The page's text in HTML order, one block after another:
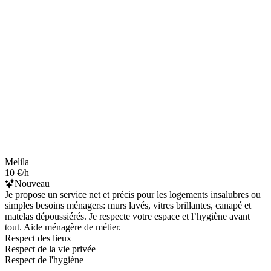
Melila
10 €/h
Nouveau
Je propose un service net et précis pour les logements insalubres ou
simples besoins ménagers: murs lavés, vitres brillantes, canapé et
matelas dépoussiérés. Je respecte votre espace et l’hygiène avant
tout. Aide ménagère de métier.
Respect des lieux
Respect de la vie privée
Respect de l'hygiène